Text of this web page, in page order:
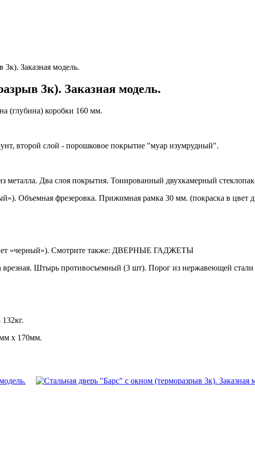
3к). Заказная модель.
3к). Заказная модель.
(глубина) коробки 160 мм.
второй слой - порошковое покрытие "муар изумрудный".
металла. Два слоя покрытия. Тонированный двухкамерный
Объемная фрезеровка. Прижимная рамка 30 мм. (покраска в цвет
«черный»). Смотрите также: ДВЕРНЫЕ ГАДЖЕТЫ
Штырь противосъемный (3 шт). Порог из нержавеющей
х 170мм.